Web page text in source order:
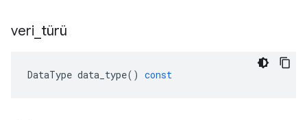
veri türü
DataType data_type() const